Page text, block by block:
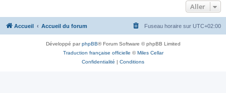
Aller
Accueil Accueil du forum Fuseau horaire sur UTC+02:00
Développé parphpBB® Forum Software © phpBB Limited
Traduction française officielle ©Miles Cellar
Confidentialité | Conditions